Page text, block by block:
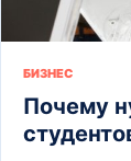
БИЗНЕС
Почему